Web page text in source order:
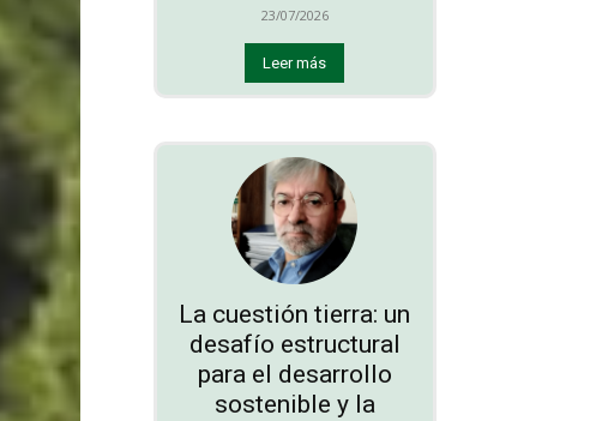
23/07/2026
Leer más
La cuestión tierra: un
desafío estructural
para el desarrollo
sostenible y la